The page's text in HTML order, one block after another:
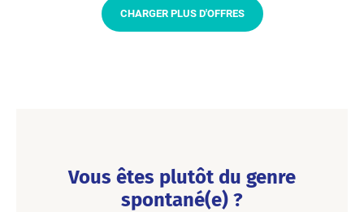
CHARGER PLUS D'OFFRES
Vous êtes plutôt du genre
spontané(e) ?